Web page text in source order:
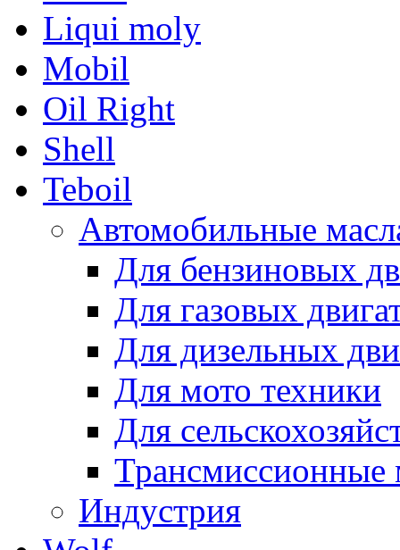
Liqui moly
Mobil
Oil Right
Shell
Teboil
Автомобильные
Для бензиновых
Для газовых
Для дизельных
Для мото техники
Для
Трансмиссионные
Индустрия